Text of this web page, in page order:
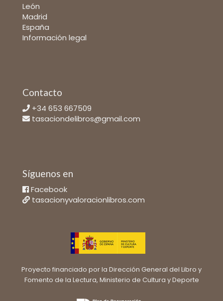
León
Madrid
España
Información legal
Contacto
+34 653 667509
tasaciondelibros@gmail.com
Síguenos en
Facebook
tasacionyvaloracionlibros.com
Proyecto financiado por la Dirección General del Libro y
Fomento de la Lectura, Ministerio de Cultura y Deporte